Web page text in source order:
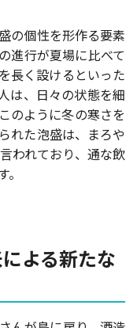
の個性を形作る要素
進行が夏場に比べて
長く設けるといった
は、日々の状態を細
のように冬の寒さを
れた泡盛は、まろや
われており、通な飲
よる新たな